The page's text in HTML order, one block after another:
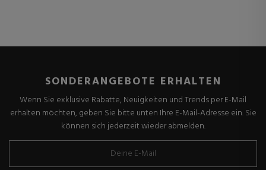
SONDERANGEBOTE ERHALTEN
Wenn Sie exklusive Rabatte, Neuigkeiten und Trends per E-Mail
erhalten möchten, geben Sie bitte unten Ihre E-Mail-Adresse ein. Sie
können sich jederzeit wieder abmelden.